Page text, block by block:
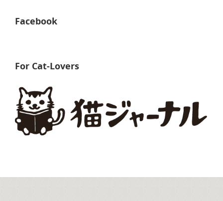
Facebook
For Cat-Lovers